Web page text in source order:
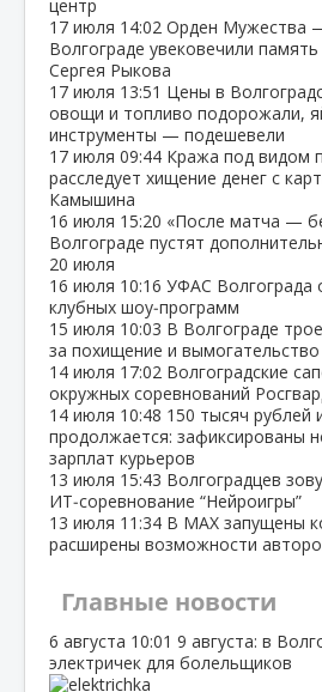
центр
17 июля 14:02 Орден Мужества
Волгограде увековечили
Сергея Рыкова
17 июля 13:51 Цены в
овощи и топливо подорожали,
инструменты — подешевели
17 июля 09:44 Кража под видом
расследует хищение денег с
Камышина
16 июля 15:20 «После матча —
Волгограде пустят
20 июля
16 июля 10:16 УФАС Волгограда
клубных шоу‑программ
15 июля 10:03 В Волгограде
за похищение и вымогательство
14 июля 17:02 Волгоградские
окружных соревнований
14 июля 10:48 150 тысяч рублей
продолжается: зафиксированы
зарплат курьеров
13 июля 15:43 Волгоградцев
ИТ‑соревнование “Нейроигры”
13 июля 11:34 В МАХ запущены
расширены возможности
Главные новости
6 августа 10:01 9 августа: в
электричек для болельщиков